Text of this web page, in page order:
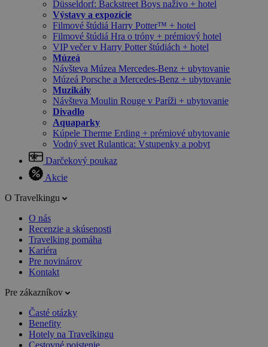
Düsseldorf: Backstreet Boys naživo + hotel
Výstavy a expozície
Filmové štúdiá Harry Potter™ + hotel
Filmové štúdiá Hra o tróny + prémiový hotel
VIP večer v Harry Potter štúdiách + hotel
Múzeá
Návšteva Múzea Mercedes-Benz + ubytovanie
Múzeá Porsche a Mercedes-Benz + ubytovanie
Muzikály
Návšteva Moulin Rouge v Paríži + ubytovanie
Divadlo
Aquaparky
Kúpele Therme Erding + prémiové ubytovanie
Vodný svet Rulantica: Vstupenky a pobyt
Darčekový poukaz
Akcie
O Travelkingu
O nás
Recenzie a skúsenosti
Travelking pomáha
Kariéra
Pre novinárov
Kontakt
Pre zákazníkov
Časté otázky
Benefity
Hotely na Travelkingu